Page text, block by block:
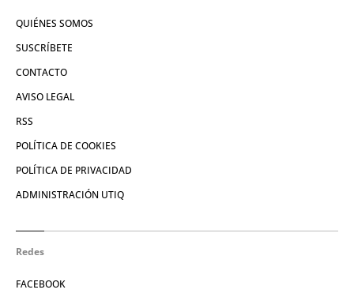
QUIÉNES SOMOS
SUSCRÍBETE
CONTACTO
AVISO LEGAL
RSS
POLÍTICA DE COOKIES
POLÍTICA DE PRIVACIDAD
ADMINISTRACIÓN UTIQ
Redes
FACEBOOK